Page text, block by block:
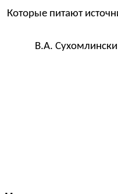
Которые питают
В.А.